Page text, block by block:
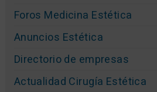
Foros Medicina Estética
Anuncios Estética
Directorio de empresas
Actualidad Cirugía Estética